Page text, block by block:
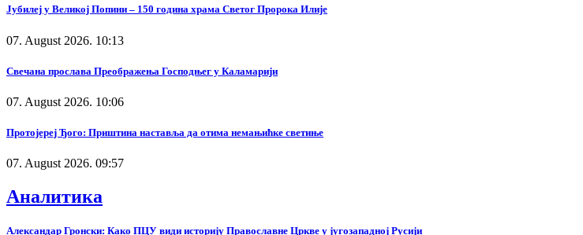
Јубилеј у Великој Попини – 150 година храма Светог Пророка Илије
07. August 2026. 10:13
Свечана прослава Преображења Господњег у Каламарији
07. August 2026. 10:06
Протојереј Ђого: Приштина наставља да отима немањићке светиње
07. August 2026. 09:57
Аналитика
Александар Гронски: Како ПЦУ види историју Православне Цркве у југозападној Русији